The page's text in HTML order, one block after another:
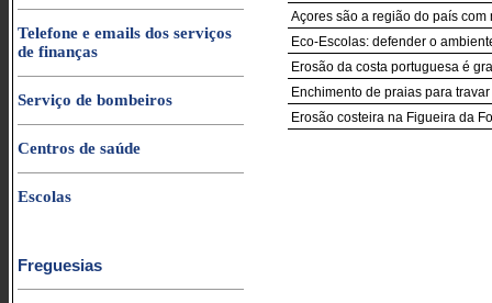
Telefone e emails dos serviços
de finanças
Serviço de bombeiros
Centros de saúde
Escolas
Freguesias
Açores são a região do país
Eco-Escolas: defender o
Erosão da costa portuguesa é
Enchimento de praias para
Erosão costeira na Figueira da